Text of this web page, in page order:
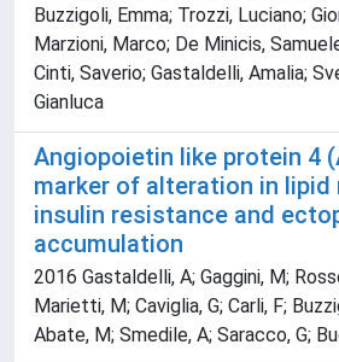
Buzzigoli, Emma; Trozzi, Luciano;
Marzioni, Marco; De Minicis,
Cinti, Saverio; Gastaldelli, Amalia;
Gianluca
Angiopoietin like protein 4
marker of alteration in lipid
insulin resistance and
accumulation
2016 Gastaldelli, A; Gaggini, M;
Marietti, M; Caviglia, G; Carli, F;
Abate, M; Smedile, A; Saracco, G;